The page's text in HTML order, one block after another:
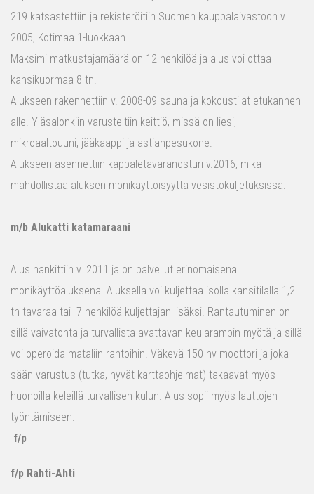
219 katsastettiin ja rekisteröitiin Suomen kauppalaivastoon v.
2005, Kotimaa 1-luokkaan.
Maksimi matkustajamäärä on 12 henkilöä ja alus voi ottaa
kansikuormaa 8 tn.
Alukseen rakennettiin v. 2008-09 sauna ja kokoustilat etukannen
alle. Yläsalonkiin varusteltiin keittiö, missä on liesi,
mikroaaltouuni, jääkaappi ja astianpesukone.
Alukseen asennettiin kappaletavaranosturi v.2016, mikä
mahdollistaa aluksen monikäyttöisyyttä vesistökuljetuksissa.
m/b Alukatti katamaraani
Alus hankittiin v. 2011 ja on palvellut erinomaisena
monikäyttöaluksena. Aluksella voi kuljettaa isolla kansitilalla 1,2
tn tavaraa tai 7 henkilöä kuljettajan lisäksi. Rantautuminen on
sillä vaivatonta ja turvallista avattavan keularampin myötä ja sillä
voi operoida mataliin rantoihin. Väkevä 150 hv moottori ja joka
sään varustus (tutka, hyvät karttaohjelmat) takaavat myös
huonoilla keleillä turvallisen kulun. Alus sopii myös lauttojen
työntämiseen.
f/p
f/p Rahti-Ahti